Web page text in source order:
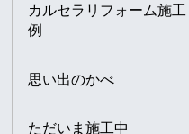
カルセラリフォーム施工
例
思い出のかべ
ただいま施工中